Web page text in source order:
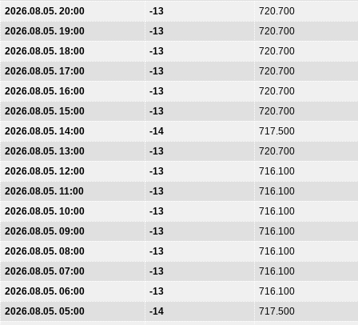
2026.08.05. 20:00
-13
720.700
2026.08.05. 19:00
-13
720.700
2026.08.05. 18:00
-13
720.700
2026.08.05. 17:00
-13
720.700
2026.08.05. 16:00
-13
720.700
2026.08.05. 15:00
-13
720.700
2026.08.05. 14:00
-14
717.500
2026.08.05. 13:00
-13
720.700
2026.08.05. 12:00
-13
716.100
2026.08.05. 11:00
-13
716.100
2026.08.05. 10:00
-13
716.100
2026.08.05. 09:00
-13
716.100
2026.08.05. 08:00
-13
716.100
2026.08.05. 07:00
-13
716.100
2026.08.05. 06:00
-13
716.100
2026.08.05. 05:00
-14
717.500